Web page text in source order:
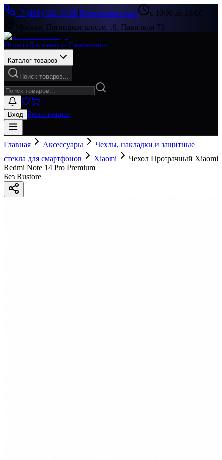
+7 (499) 322-33-86|Перезвоните мне
с 10:00 до 19:00
Москва, Пятницкое шоссе, 18, Павильон 73
ОплатаДоставка и Самовывоз
Каталог товаров
Поиск товаров...
Вход Регистрация
Главная Аксессуары
Чехлы, накладки и защитные
стекла для смартфонов
Xiaomi
Чехол Прозрачный Xiaomi
Redmi Note 14 Pro Premium
Без Rustore